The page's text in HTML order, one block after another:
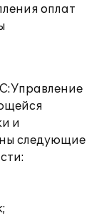
оплат
и
следующие